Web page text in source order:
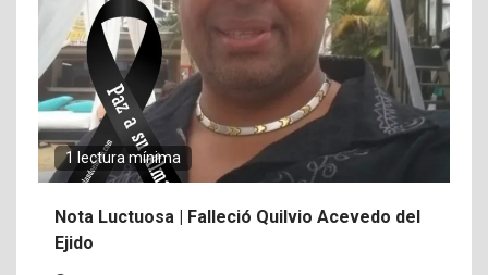
1 lectura mínima
Nota Luctuosa | Falleció Quilvio Acevedo del
Ejido